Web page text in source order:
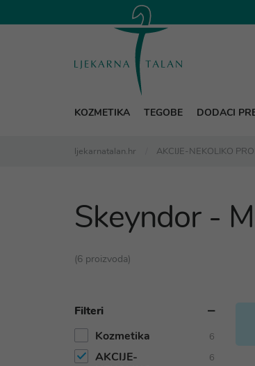
KOZMETIKA TEGOBE DODACI
ljekarnatalan.hr AKCIJE-NEKOLIKO
Skeyndor -
(6 proizvoda)
Filteri
Kozmetika
6
AKCIJE-
6